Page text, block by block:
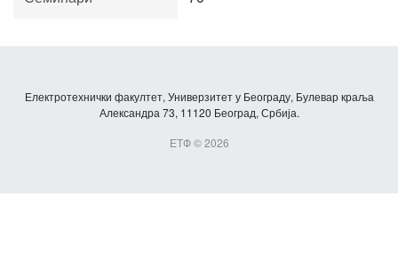
Електротехнички факултет, Универзитет у Београду, Булевар краља
Александра 73, 11120 Београд, Србија.
ЕТФ © 2026